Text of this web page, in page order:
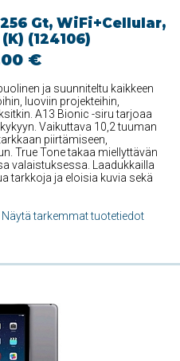
Gt, WiFi+Cellular,
(124106)
€
ja suunniteltu kaikkeen
luoviin projekteihin,
A13 Bionic -siru tarjoaa
Vaikuttava 10,2 tuuman
piirtämiseen,
True Tone takaa miellyttävän
valaistuksessa. Laadukkailla
tarkkoja ja eloisia kuvia sekä
Näytä tarkemmat tuotetiedot